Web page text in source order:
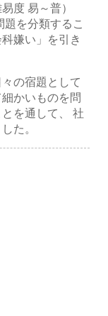
度 易～普）
題を分類するこ
嫌い」を引き
の宿題として
かいものを問
を通して、 社
た。